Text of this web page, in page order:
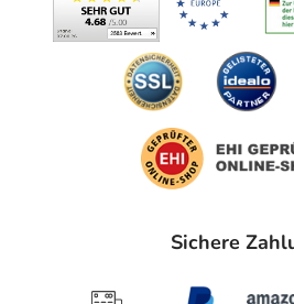
Sichere